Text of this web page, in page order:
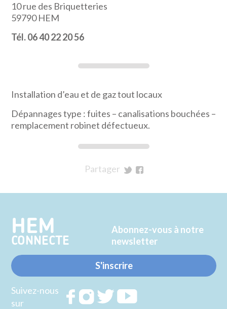
10 rue des Briquetteries
59790 HEM
Tél. 06 40 22 20 56
Installation d’eau et de gaz tout locaux
Dépannages type : fuites – canalisations bouchées –
remplacement robinet défectueux.
Partager
Twitter
Facebook
HEM
CONNECTE
Abonnez-vous à notre
newsletter
S'inscrire
Suivez-nous
sur
RejoignezRejoignezRejoignez